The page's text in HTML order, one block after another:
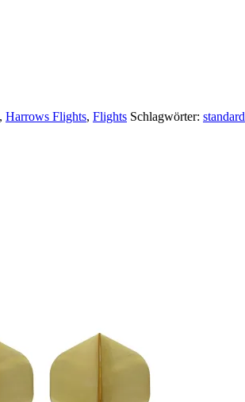
, Harrows Flights, Flights Schlagwörter: standard